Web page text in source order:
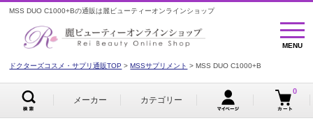
MSS DUO C1000+Bの通販は麗ビューティーオンラインショップ
MENU
MENU
ドクターズコスメ・サプリ通販TOP MSSサプリメント MSS DUO C1000+B
メーカー カテゴリー
0